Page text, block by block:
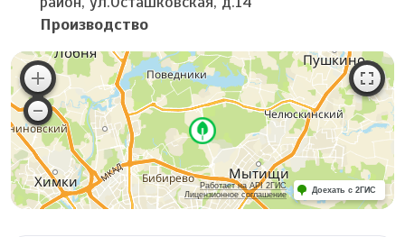
Производство
Работает на API 2ГИС
Лицензионное соглашение
Доехать с 2ГИС